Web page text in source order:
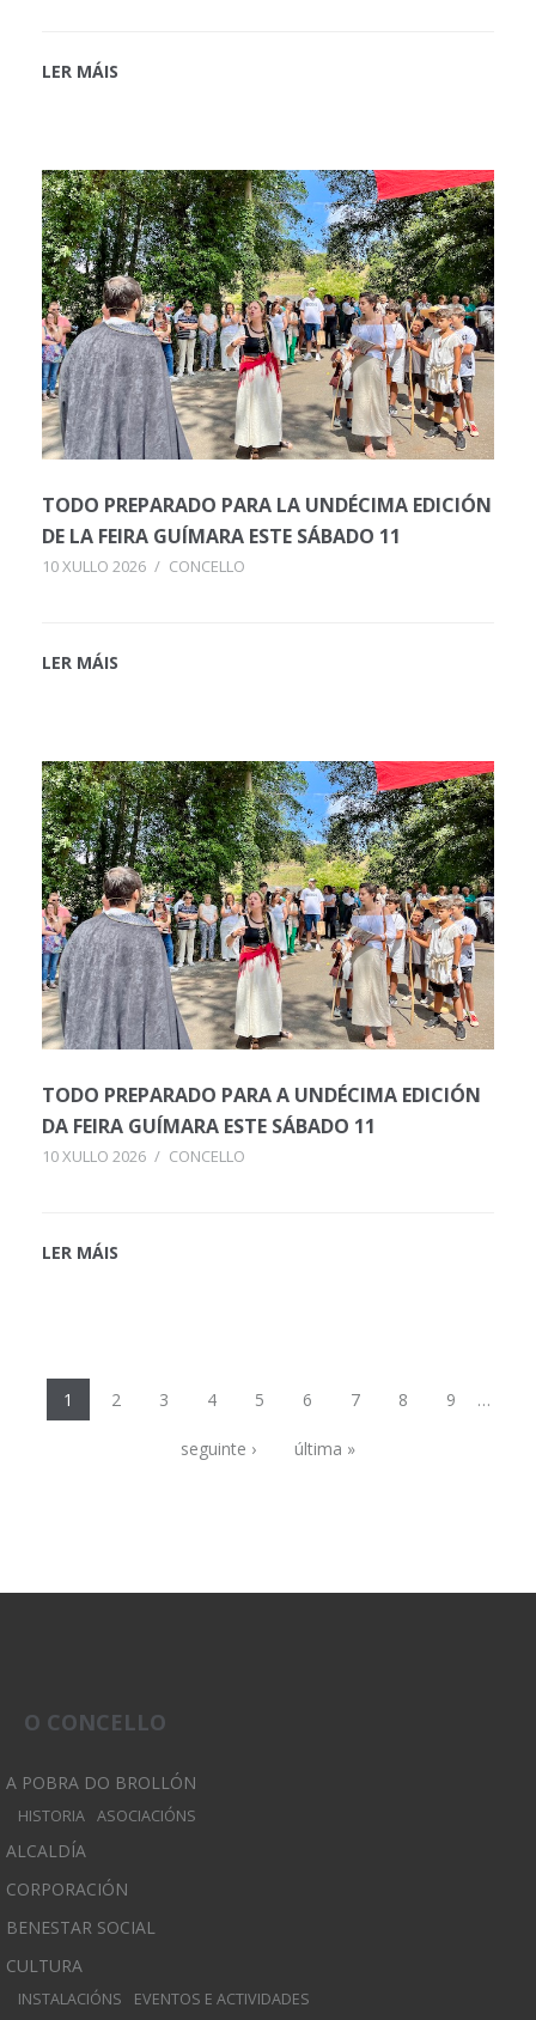
LER MÁIS
TODO PREPARADO PARA LA UNDÉCIMA EDICIÓN
DE LA FEIRA GUÍMARA ESTE SÁBADO 11
10 XULLO 2026 / CONCELLO
LER MÁIS
TODO PREPARADO PARA A UNDÉCIMA EDICIÓN
DA FEIRA GUÍMARA ESTE SÁBADO 11
10 XULLO 2026 / CONCELLO
LER MÁIS
Páxinas
1 2 3 4 5 6 7 8 9 …
seguinte › última »
O CONCELLO
A POBRA DO BROLLÓN
HISTORIA ASOCIACIÓNS
ALCALDÍA
CORPORACIÓN
BENESTAR SOCIAL
CULTURA
INSTALACIÓNS EVENTOS E ACTIVIDADES